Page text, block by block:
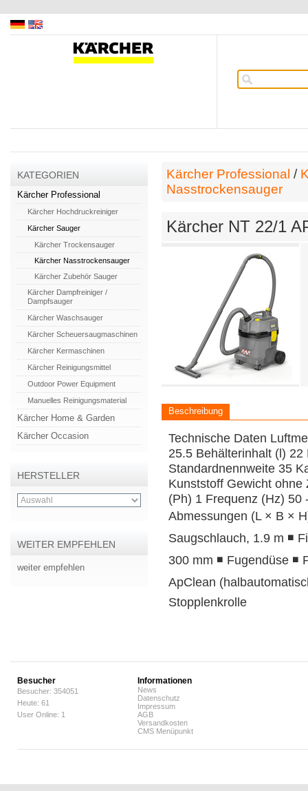
KATEGORIEN
Kärcher Professional
Kärcher Hochdruckreiniger
Kärcher Sauger
Kärcher Trockensauger
Kärcher Nasstrockensauger
Kärcher Zubehör Sauger
Kärcher Dampfreiniger /
Dampfsauger
Kärcher Waschsauger
Kärcher Scheuersaugmaschinen
Kärcher Kermaschinen
Kärcher Reinigungsmittel
Outdoor Power Equipment
Manuelles Reinigungsmaterial
Kärcher Home & Garden
Kärcher Occasion
HERSTELLER
WEITER EMPFEHLEN
weiter empfehlen
Kärcher Professional /
Nasstrockensauger
Kärcher NT 22/1
Beschreibung
Technische Daten
25.5 Behälterinhalt (l)
Standardnennweite 35
Kunststoff Gewicht
(Ph) 1 Frequenz (Hz) 50
Abmessungen (L × B ×
Saugschlauch, 1.9 m ◾
300 mm ◾ Fugendüse
ApClean
Stopplenkrolle
Besucher
Besucher: 354051
Heute: 61
User Online: 1
Informationen
News
Datenschutz
Impressum
AGB
Versandkosten
CMS Menüpunkt